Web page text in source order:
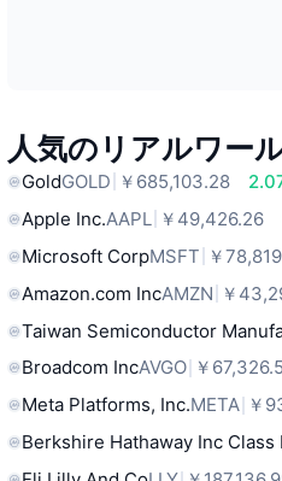
人気のリアルワー
GoldGOLD ￥685,103.28
Apple Inc.AAPL ￥49,426.26
Microsoft CorpMSFT ￥
Amazon.com IncAMZN ￥
Taiwan Semiconductor
Broadcom IncAVGO ￥
Meta Platforms, Inc.META ￥
Berkshire Hathaway Inc Class